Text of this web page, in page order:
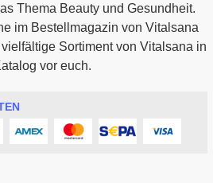
Thema Beauty und Gesundheit.
im Bestellmagazin von Vitalsana
Sortiment von Vitalsana in
vor euch.